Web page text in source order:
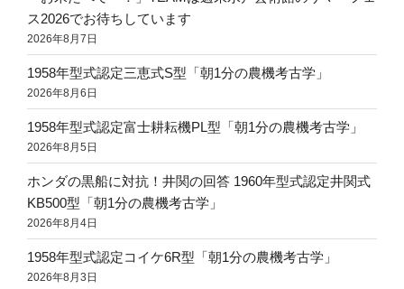
ス2026でお待ちしています
2026年8月7日
1958年型式認定三恵式S型「朝1分の農機考古学」
2026年8月6日
1958年型式認定富士耕耘機PL型「朝1分の農機考古学」
2026年8月5日
ホンダの黒船に対抗！井関の回答 1960年型式認定井関式
KB500型「朝1分の農機考古学」
2026年8月4日
1958年型式認定コイケ6R型「朝1分の農機考古学」
2026年8月3日